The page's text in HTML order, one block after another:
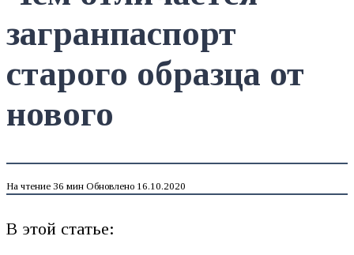
загранпаспорт
старого образца от
нового
На чтение 36 мин Обновлено 16.10.2020
В этой статье: